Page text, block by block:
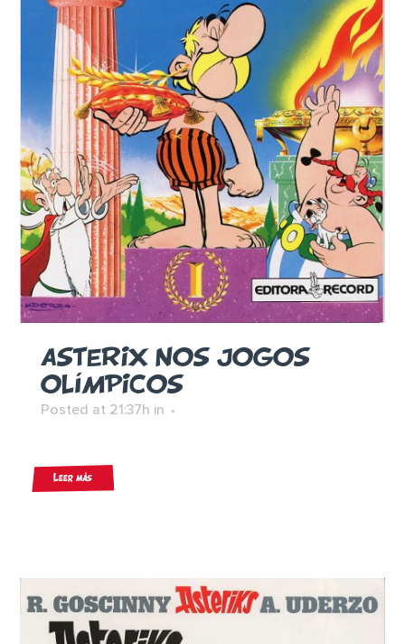
ASTERIX NOS JOGOS
OLÍMPICOS
Posted at 21:37h in
Leer más